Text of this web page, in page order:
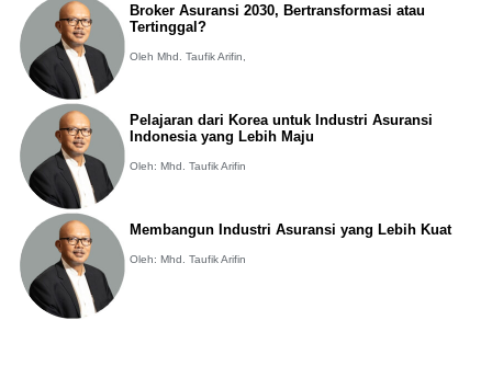
Broker Asuransi 2030, Bertransformasi atau
Tertinggal?
Oleh Mhd. Taufik Arifin,
Pelajaran dari Korea untuk Industri Asuransi
Indonesia yang Lebih Maju
Oleh: Mhd. Taufik Arifin
Membangun Industri Asuransi yang Lebih Kuat
Oleh: Mhd. Taufik Arifin